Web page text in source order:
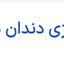
دندان